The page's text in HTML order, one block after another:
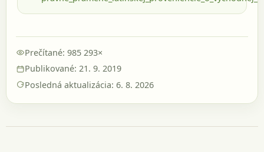
Prečítané: 985 293×
Publikované: 21. 9. 2019
Posledná aktualizácia: 6. 8. 2026